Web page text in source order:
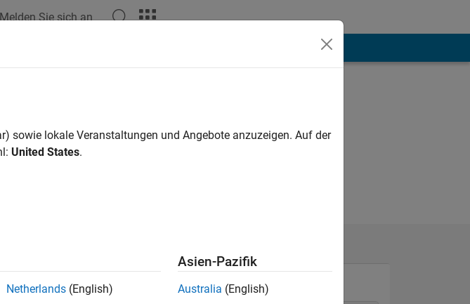
Melden Sie sich an
sowie lokale Veranstaltungen und Angebote anzuzeigen. Auf der
United States.
Netherlands (English)
Asien-Pazifik
Australia (English)